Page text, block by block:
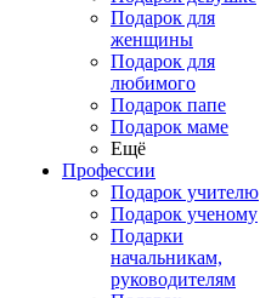
Подарок для
женщины
Подарок для
любимого
Подарок папе
Подарок маме
Ещё
Профессии
Подарок учителю
Подарок ученому
Подарки
начальникам,
руководителям